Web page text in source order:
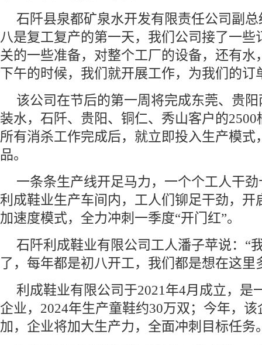
石阡县泉都矿泉水开发有限责任公司副
八是复工复产的第一天，我们公司接了一些
关的一些准备，对整个工厂的设备，还有水
下午的时候，我们就开展工作，为我们的订
该公司在节后的第一周将完成东莞、贵
装水，石阡、贵阳、铜仁、秀山客户的
所有消杀工作完成后，就立即投入生产模式
品。
一条条生产线开足马力，一个个工人干
利成鞋业生产车间内，工人们铆足干劲，开
加速度模式，全力冲刺一季度“开门红”。
石阡利成鞋业有限公司工人潘子苹说：“
了，每年都是初八开工，我们都是想在这里
利成鞋业有限公司于2021年4月成立，是
企业，2024年生产童鞋约30万双；今年，
加，企业将加大生产力，全面冲刺目标任务